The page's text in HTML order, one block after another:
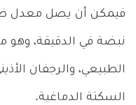
نبضة في الدقيقة، وهو
الطبيعي، والرجفان
السكتة الدماغية.